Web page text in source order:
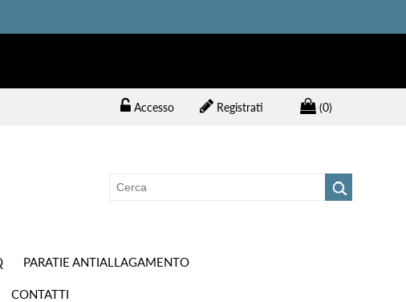
(0)
Registrati
Accesso
PARATIE ANTIALLAGAMENTO
CONTATTI